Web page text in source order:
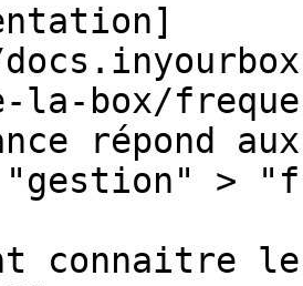
la-box/
répond
>
connaitre